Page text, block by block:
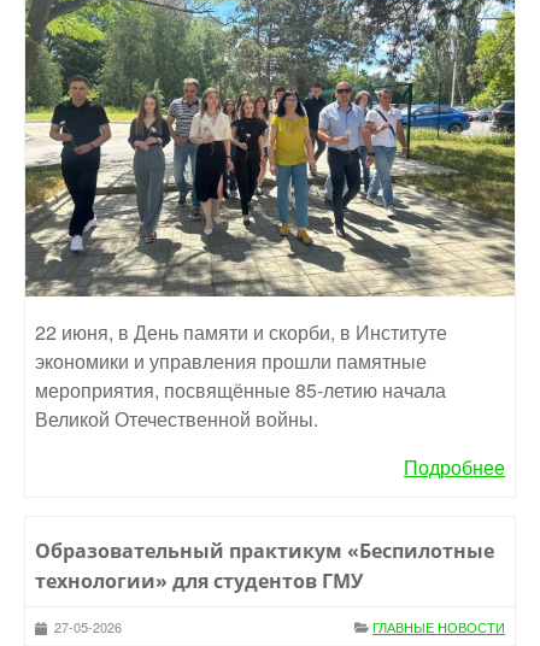
22 июня, в День памяти и скорби, в Институте
экономики и управления прошли памятные
мероприятия, посвящённые 85-летию начала
Великой Отечественной войны.
Подробнее
Образовательный практикум «Беспилотные
технологии» для студентов ГМУ
27-05-2026 ГЛАВНЫЕ НОВОСТИ